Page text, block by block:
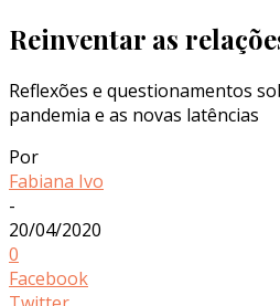
Reinventar as
Reflexões e questionamentos
pandemia e as novas latências
Por
Fabiana Ivo
-
20/04/2020
0
Facebook